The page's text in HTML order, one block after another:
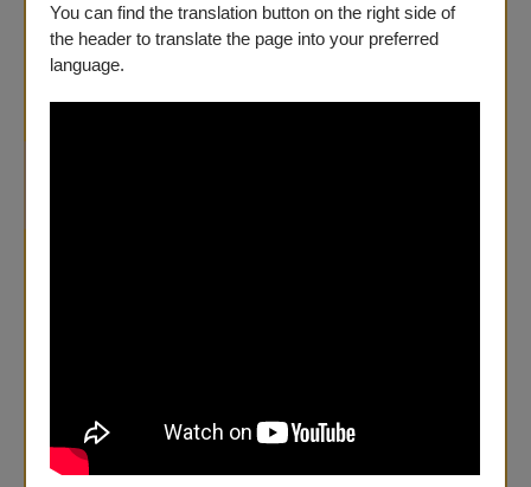
You can find the translation button on the right side of
the header to translate the page into your preferred
language.